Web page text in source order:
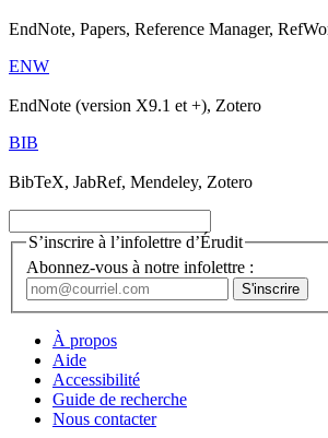
EndNote, Papers, Reference Manager,
ENW
EndNote (version X9.1 et +), Zotero
BIB
BibTeX, JabRef, Mendeley, Zotero
S’inscrire à l’infolettre d’Érudit
Abonnez-vous à notre infolettre :
À propos
Aide
Accessibilité
Guide de recherche
Nous contacter